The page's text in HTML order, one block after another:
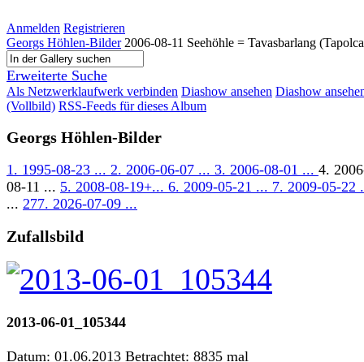
Anmelden Registrieren
Georgs Höhlen-Bilder 2006-08-11 Seehöhle = Tavasbarlang
Erweiterte Suche
Als Netzwerklaufwerk verbinden Diashow ansehen Diashow
(Vollbild) RSS-Feeds für dieses Album
Georgs Höhlen-Bilder
1. 1995-08-23 ... 2. 2006-06-07 ... 3. 2006-08-01 ... 4.
08-11 ... 5. 2008-08-19+... 6. 2009-05-21 ... 7. 2009-05-22
... 277. 2026-07-09 ...
Zufallsbild
2013-06-01_105344
Datum: 01.06.2013 Betrachtet: 8835 mal